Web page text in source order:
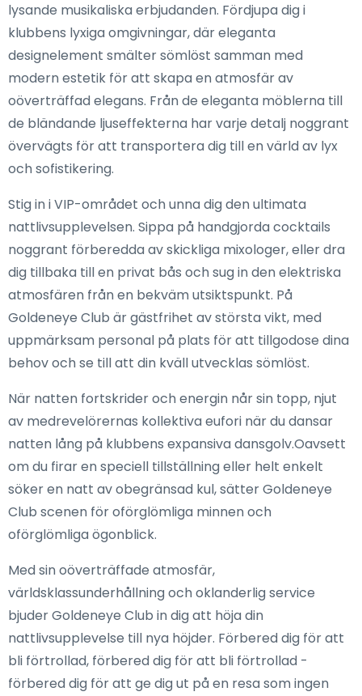
lysande musikaliska erbjudanden. Fördjupa dig i
klubbens lyxiga omgivningar, där eleganta
designelement smälter sömlöst samman med
modern estetik för att skapa en atmosfär av
oöverträffad elegans. Från de eleganta möblerna till
de bländande ljuseffekterna har varje detalj noggrant
övervägts för att transportera dig till en värld av lyx
och sofistikering.
Stig in i VIP-området och unna dig den ultimata
nattlivsupplevelsen. Sippa på handgjorda cocktails
noggrant förberedda av skickliga mixologer, eller dra
dig tillbaka till en privat bås och sug in den elektriska
atmosfären från en bekväm utsiktspunkt. På
Goldeneye Club är gästfrihet av största vikt, med
uppmärksam personal på plats för att tillgodose dina
behov och se till att din kväll utvecklas sömlöst.
När natten fortskrider och energin når sin topp, njut
av medrevelörernas kollektiva eufori när du dansar
natten lång på klubbens expansiva dansgolv.Oavsett
om du firar en speciell tillställning eller helt enkelt
söker en natt av obegränsad kul, sätter Goldeneye
Club scenen för oförglömliga minnen och
oförglömliga ögonblick.
Med sin oöverträffade atmosfär,
världsklassunderhållning och oklanderlig service
bjuder Goldeneye Club in dig att höja din
nattlivsupplevelse till nya höjder. Förbered dig för att
bli förtrollad, förbered dig för att bli förtrollad -
förbered dig för att ge dig ut på en resa som ingen